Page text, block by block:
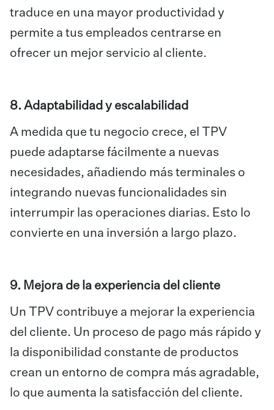
traduce en una mayor productividad y
permite a tus empleados centrarse en
ofrecer un mejor servicio al cliente.
8. Adaptabilidad y escalabilidad
A medida que tu negocio crece, el TPV
puede adaptarse fácilmente a nuevas
necesidades, añadiendo más terminales o
integrando nuevas funcionalidades sin
interrumpir las operaciones diarias. Esto lo
convierte en una inversión a largo plazo.
9. Mejora de la experiencia del cliente
Un TPV contribuye a mejorar la experiencia
del cliente. Un proceso de pago más rápido y
la disponibilidad constante de productos
crean un entorno de compra más agradable,
lo que aumenta la satisfacción del cliente.